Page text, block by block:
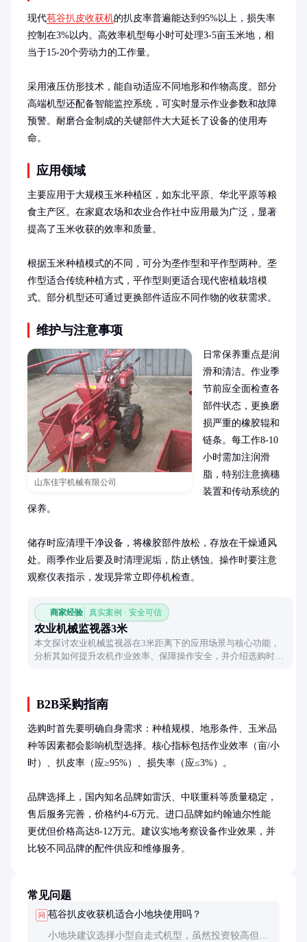
现代苞谷扒皮收获机的扒皮率普遍能达到95%以上，损失率
控制在3%以内。高效率机型每小时可处理3-5亩玉米地，相
当于15-20个劳动力的工作量。
采用液压仿形技术，能自动适应不同地形和作物高度。部分
高端机型还配备智能监控系统，可实时显示作业参数和故障
预警。耐磨合金制成的关键部件大大延长了设备的使用寿
命。
应用领域
主要应用于大规模玉米种植区，如东北平原、华北平原等粮
食主产区。在家庭农场和农业合作社中应用最为广泛，显著
提高了玉米收获的效率和质量。
根据玉米种植模式的不同，可分为垄作型和平作型两种。垄
作型适合传统种植方式，平作型则更适合现代密植栽培模
式。部分机型还可通过更换部件适应不同作物的收获需求。
维护与注意事项
山东佳宇机械有限公司
日常保养重点是润
滑和清洁。作业季
节前应全面检查各
部件状态，更换磨
损严重的橡胶辊和
链条。每工作8-10
小时需加注润滑
脂，特别注意摘穗
装置和传动系统的
保养。
储存时应清理干净设备，将橡胶部件放松，存放在干燥通风
处。雨季作业后要及时清理泥垢，防止锈蚀。操作时要注意
观察仪表指示，发现异常立即停机检查。
商家经验 真实案例 · 安全可信
农业机械监视器3米
本文探讨农业机械监视器在3米距离下的应用场景与核心功能，
分析其如何提升农机作业效率、保障操作安全，并介绍选购时的
B2B采购指南
选购时首先要明确自身需求：种植规模、地形条件、玉米品
种等因素都会影响机型选择。核心指标包括作业效率（亩/小
时）、扒皮率（应≥95%）、损失率（应≤3%）。
品牌选择上，国内知名品牌如雷沃、中联重科等质量稳定，
售后服务完善，价格约4-6万元。进口品牌如约翰迪尔性能
更优但价格高达8-12万元。建议实地考察设备作业效果，并
比较不同品牌的配件供应和维修服务。
常见问题
问 苞谷扒皮收获机适合小地块使用吗？
小地块建议选择小型自走式机型，虽然投资较高但转